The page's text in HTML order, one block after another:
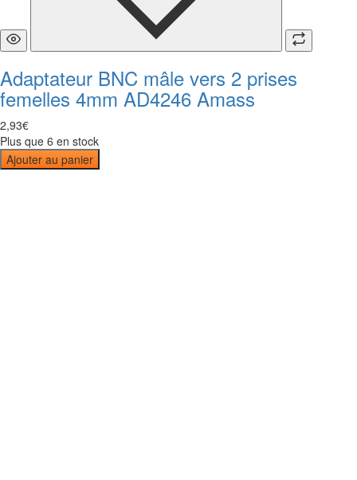
Adaptateur BNC mâle vers 2 prises
femelles 4mm AD4246 Amass
2,93€
Plus que 6 en stock
Ajouter au panier